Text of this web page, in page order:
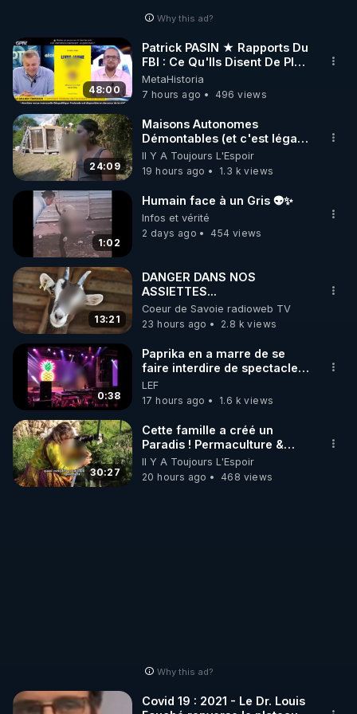
🌱 INSTAGRAM
https://www.instagram.com/rdlr_thierrycasasnovas/
http://rgnr.li/instagram
🌱 LA NEWSLETTER
Pour ne pas rater l’actualité RGNR (stages,
http://rgnr.li/news
🌱 VIDÉOS NON CENSURÉES SUR ODYSEE
Toutes les vidéos Youtube sont aussi sur la
http://rgnr.li/odysee
🌱 LES STAGES EN PRÉSENTIEL
http://rgnr.li/stages
_________
LES CODES PROMO DES PARTENAIRES
▶ 10 % de réduction sur les extracteurs de la
Why this ad?
48:00
Patrick PASIN ★ Rapports Du
FBI : Ce Qu'Ils Disent De Plus
Grave Sur Hitler
MetaHistoria
7 hours ago
496 views
24:09
Maisons Autonomes
Démontables (et c'est légal).
Visite éco village en
Bretagne
Il Y A Toujours L'Espoir
19 hours ago
1.3 k views
1:02
Humain face à un Gris 👽✨
Infos et vérité
2 days ago
454 views
13:21
DANGER DANS NOS
ASSIETTES...
Coeur de Savoie radioweb TV
23 hours ago
2.8 k views
0:38
Paprika en a marre de se
faire interdire de spectacle.
Elle décide donc de devenir
DJ !
LEF
17 hours ago
1.6 k views
30:27
Cette famille a créé un
Paradis ! Permaculture &
Autonomie
Il Y A Toujours L'Espoir
20 hours ago
468 views
Why this ad?
Covid 19 : 2021 - Le Dr. Louis